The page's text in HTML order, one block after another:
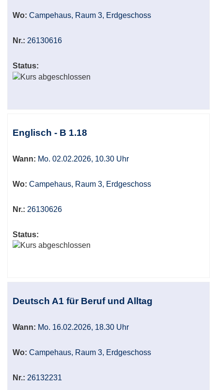
Wo: Campehaus, Raum 3, Erdgeschoss
Nr.: 26130616
Status:
Englisch - B 1.18
Wann: Mo. 02.02.2026, 10.30 Uhr
Wo: Campehaus, Raum 3, Erdgeschoss
Nr.: 26130626
Status:
Deutsch A1 für Beruf und Alltag
Wann: Mo. 16.02.2026, 18.30 Uhr
Wo: Campehaus, Raum 3, Erdgeschoss
Nr.: 26132231